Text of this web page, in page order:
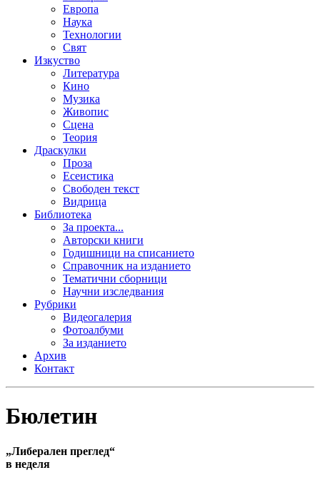
Европа
Наука
Технологии
Свят
Изкуство
Литература
Кино
Музика
Живопис
Сцена
Теория
Драскулки
Проза
Есеистика
Свободен текст
Видрица
Библиотека
За проекта...
Авторски книги
Годишници на списанието
Справочник на изданието
Тематични сборници
Научни изследвания
Рубрики
Видеогалерия
Фотоалбуми
За изданието
Архив
Контакт
Бюлетин
„Либерален преглед“
в неделя